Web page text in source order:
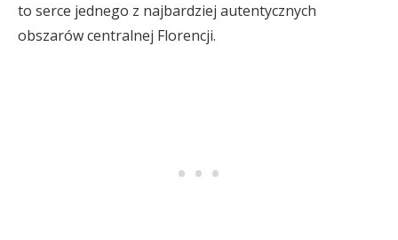
to serce jednego z najbardziej autentycznych
obszarów centralnej Florencji.